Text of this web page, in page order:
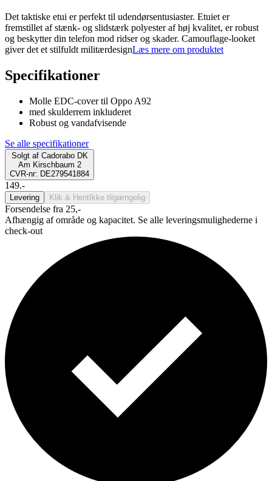
Det taktiske etui er perfekt til udendørsentusiaster. Etuiet er
fremstillet af stænk- og slidstærk polyester af høj kvalitet, er robust
og beskytter din telefon mod ridser og skader. Camouflage-looket
giver det et stilfuldt militærdesignLæs mere om produktet
Specifikationer
Molle EDC-cover til Oppo A92
med skulderrem inkluderet
Robust og vandafvisende
Se alle specifikationer
Solgt af Cadorabo DK
Am Kirschbaum 2
CVR-nr: DE279541884
149.-
Levering Klik & Hent Ikke tilgængelig
Forsendelse fra 25,-
Afhængig af område og kapacitet. Se alle leveringsmulighederne i
check-out